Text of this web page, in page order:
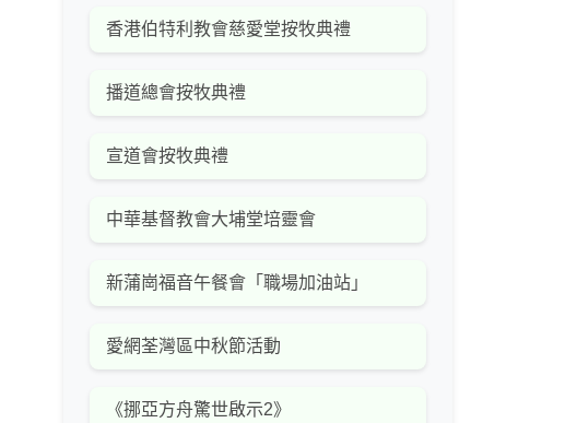
香港伯特利教會慈愛堂按牧典禮
播道總會按牧典禮
宣道會按牧典禮
中華基督教會大埔堂培靈會
新蒲崗福音午餐會「職場加油站」
愛網荃灣區中秋節活動
《挪亞方舟驚世啟示2》